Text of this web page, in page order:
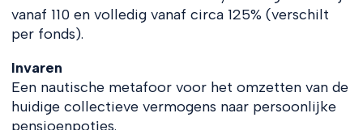
vanaf 110 en volledig vanaf circa 125% (verschilt
per fonds).
Invaren
Een nautische metafoor voor het omzetten van de
huidige collectieve vermogens naar persoonlijke
pensioenpotjes.